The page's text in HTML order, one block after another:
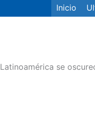
Inicio
Latinoamérica se